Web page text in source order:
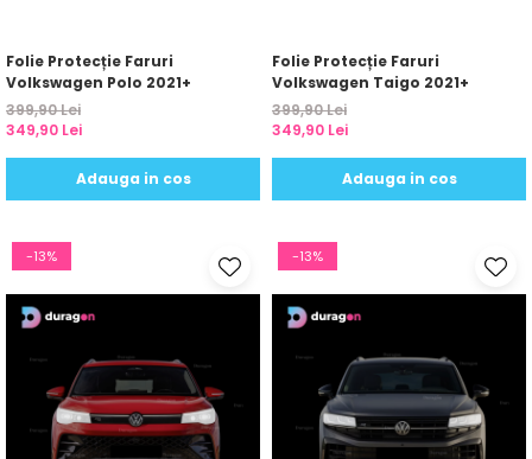
Folie Protecție Faruri
Volkswagen Polo 2021+
399,90 Lei
349,90 Lei
Adauga in cos
Folie Protecție Faruri
Volkswagen Taigo 2021+
399,90 Lei
349,90 Lei
Adauga in cos
-13% -13%